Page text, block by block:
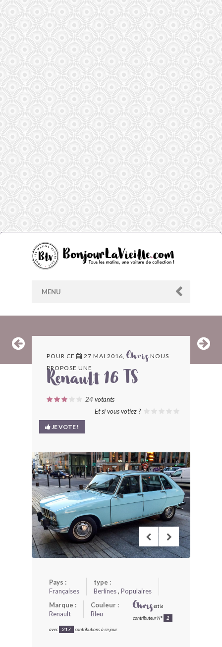
MENU
ARCHIVES
LES CONTRIBUTEURS
LE BLOG
BONJOURLAVIEILLE ?
MODÈLES ET MARQUES
COMMENT FONCTIONNE BLV ?
POUR CE 27 MAI 2016,Chris NOUS
PROPOSE UNE
Renault 16 TS
24votants
Et si vous votiez ?
JE VOTE !
Pays :
Françaises
type :
Berlines, Populaires
Marque :
Renault
Couleur :
Bleu
Chrisest le
contributeur N° 2
avec 217 contributions à ce jour.